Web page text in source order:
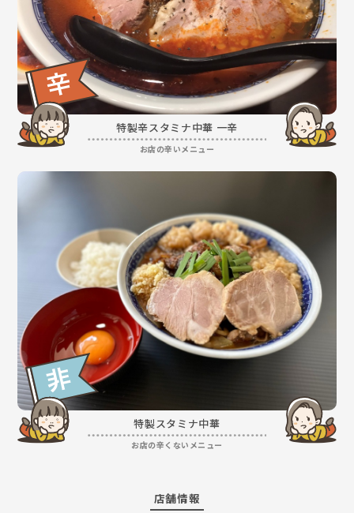
お店の辛いメニュー
特製辛スタミナ中華 一辛
お店の辛くないメニュー
特製スタミナ中華
店舗情報